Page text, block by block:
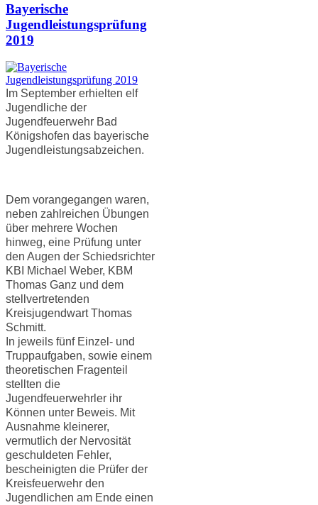
Bayerische
Jugendleistungsprüfung
2019
Im September erhielten elf
Jugendliche der
Jugendfeuerwehr Bad
Königshofen das bayerische
Jugendleistungsabzeichen.
Dem vorangegangen waren,
neben zahlreichen Übungen
über mehrere Wochen
hinweg, eine Prüfung unter
den Augen der Schiedsrichter
KBI Michael Weber, KBM
Thomas Ganz und dem
stellvertretenden
Kreisjugendwart Thomas
Schmitt.
In jeweils fünf Einzel- und
Truppaufgaben, sowie einem
theoretischen Fragenteil
stellten die
Jugendfeuerwehrler ihr
Können unter Beweis. Mit
Ausnahme kleinerer,
vermutlich der Nervosität
geschuldeten Fehler,
bescheinigten die Prüfer der
Kreisfeuerwehr den
Jugendlichen am Ende einen